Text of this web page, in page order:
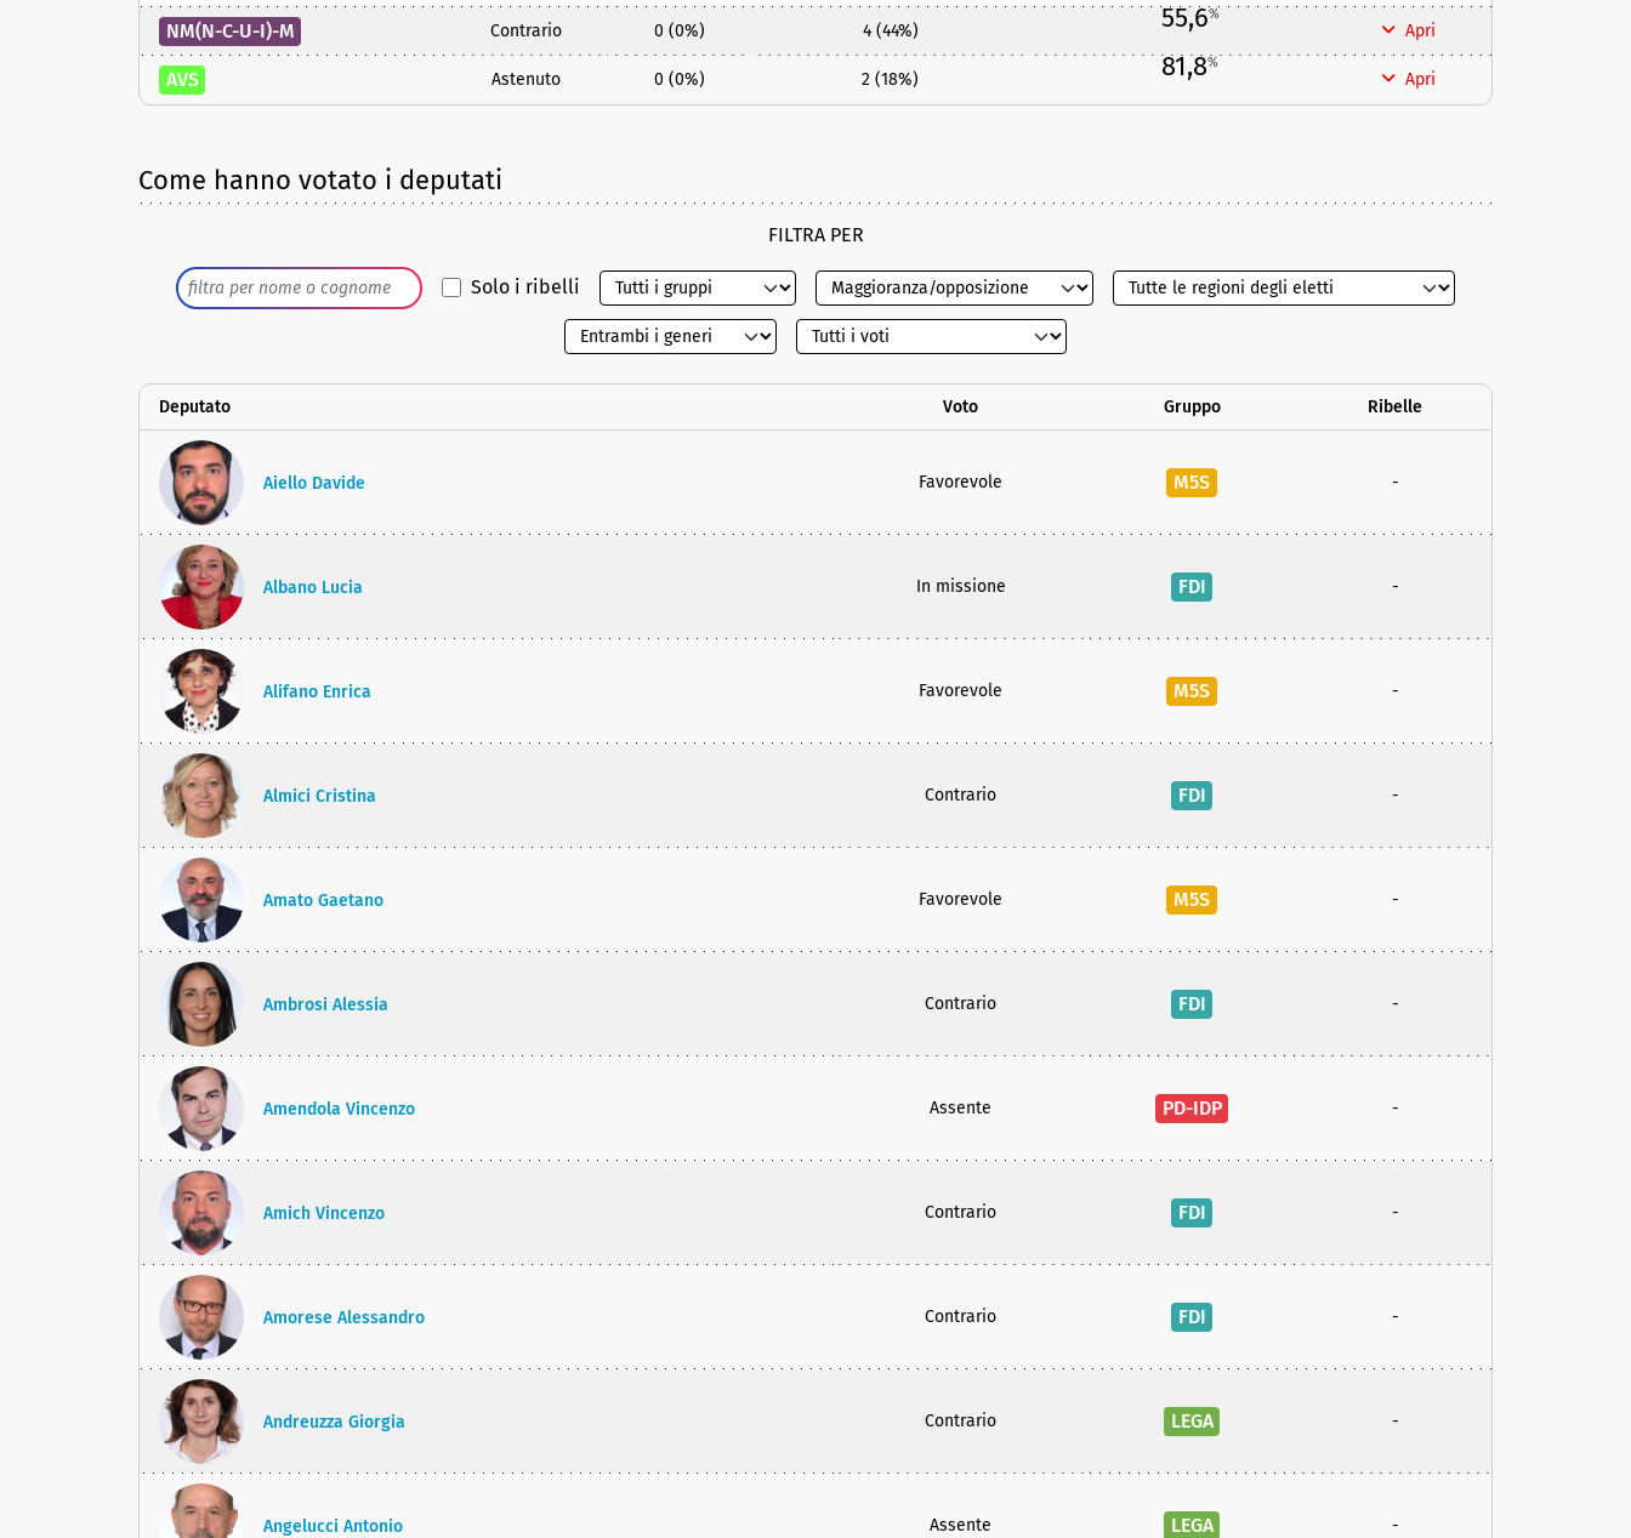
NM(N-C-U-I)-M Contrario 0 (0%) 4 (44%) 55,6%
Apri
AVS Astenuto 0 (0%) 2 (18%) 81,8%
Apri
Come hanno votato i deputati
FILTRA PER
Solo i ribelli
Deputato Voto Gruppo Ribelle
Aiello Davide Favorevole M5S -
Albano Lucia In missione FDI -
Alifano Enrica Favorevole M5S -
Almici Cristina Contrario FDI -
Amato Gaetano Favorevole M5S -
Ambrosi Alessia Contrario FDI -
Amendola Vincenzo Assente PD-IDP -
Amich Vincenzo Contrario FDI -
Amorese Alessandro Contrario FDI -
Andreuzza Giorgia Contrario LEGA -
Angelucci Antonio Assente LEGA -